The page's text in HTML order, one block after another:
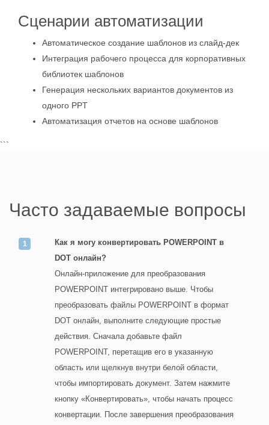
Сценарии автоматизации
Автоматическое создание шаблонов из слайд-дек
Интеграция рабочего процесса для корпоративных
библиотек шаблонов
Генерация нескольких вариантов документов из
одного PPT
Автоматизация отчетов на основе шаблонов
```
Часто задаваемые вопросы
Как я могу конвертировать POWERPOINT в
DOT онлайн?
Онлайн-приложение для преобразования
POWERPOINT интегрировано выше. Чтобы
преобразовать файлы POWERPOINT в формат
DOT онлайн, выполните следующие простые
действия. Сначала добавьте файл
POWERPOINT, перетащив его в указанную
область или щелкнув внутри белой области,
чтобы импортировать документ. Затем нажмите
кнопку «Конвертировать», чтобы начать процесс
конвертации. После завершения преобразования